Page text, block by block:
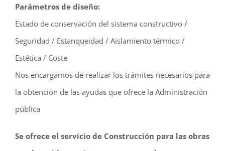
Parámetros de diseño:
Estado de conservación del sistema constructivo /
Seguridad / Estanqueidad / Aislamiento térmico /
Estética / Coste
Nos encargamos de realizar los trámites necesarios para
la obtención de las ayudas que ofrece la Administración
pública
Se ofrece el servicio de Construcción para las obras